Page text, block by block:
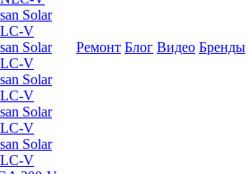
Solar
V
Solar
V
Solar
V
Solar
V
Solar
V
Ремонт Блог Видео Бренды